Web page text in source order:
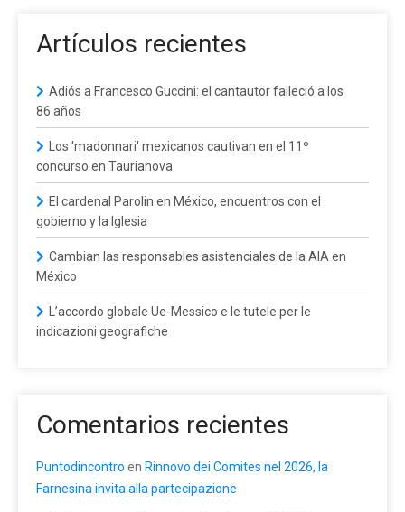
Artículos recientes
Adiós a Francesco Guccini: el cantautor falleció a los
86 años
Los 'madonnari' mexicanos cautivan en el 11º
concurso en Taurianova
El cardenal Parolin en México, encuentros con el
gobierno y la Iglesia
Cambian las responsables asistenciales de la AIA en
México
L’accordo globale Ue-Messico e le tutele per le
indicazioni geografiche
Comentarios recientes
Puntodincontro en Rinnovo dei Comites nel 2026, la
Farnesina invita alla partecipazione